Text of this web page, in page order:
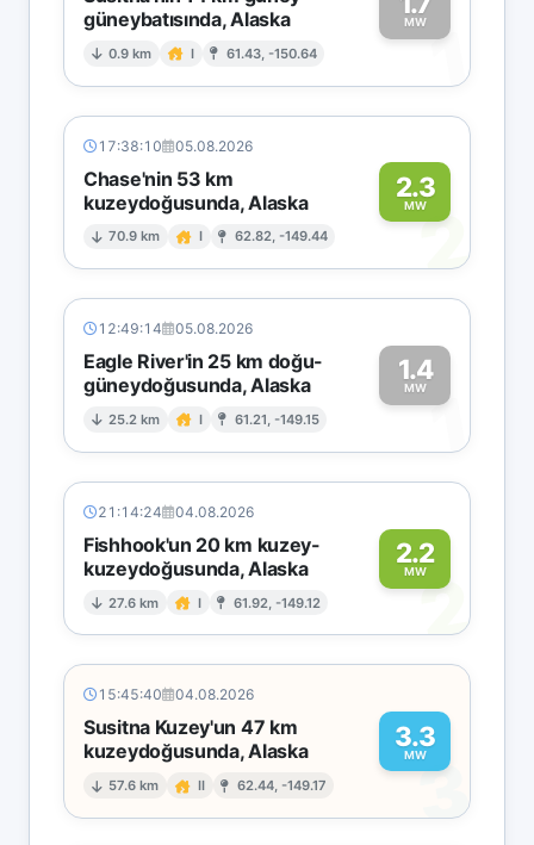
güneybatısında, Alaska
0.9 km I 61.43, -150.64
MW1
17:38:10 05.08.2026
Chase'nin 53 km
kuzeydoğusunda, Alaska
70.9 km I 62.82, -149.44
2.3
MW2
12:49:14 05.08.2026
Eagle River'in 25 km doğu-
güneydoğusunda, Alaska
25.2 km I 61.21, -149.15
1.4
MW1
21:14:24 04.08.2026
Fishhook'un 20 km kuzey-
kuzeydoğusunda, Alaska
27.6 km I 61.92, -149.12
2.2
MW2
15:45:40 04.08.2026
Susitna Kuzey'un 47 km
kuzeydoğusunda, Alaska
57.6 km II 62.44, -149.17
3.3
MW
3